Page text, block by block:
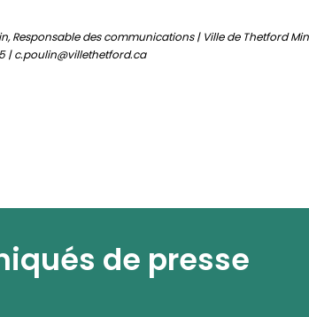
Responsable des communications | Ville de Thetford
| c.poulin@villethetford.ca
de presse